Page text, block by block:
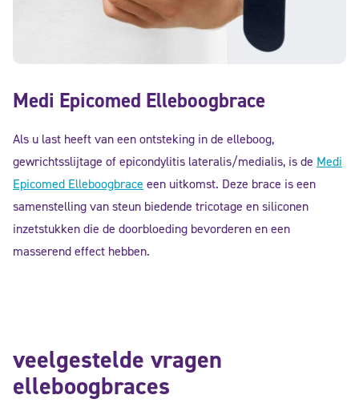
Medi Epicomed Elleboogbrace
Als u last heeft van een ontsteking in de elleboog,
gewrichtsslijtage of epicondylitis lateralis/medialis, is de Medi
Epicomed Elleboogbrace een uitkomst. Deze brace is een
samenstelling van steun biedende tricotage en siliconen
inzetstukken die de doorbloeding bevorderen en een
masserend effect hebben.
veelgestelde vragen
elleboogbraces